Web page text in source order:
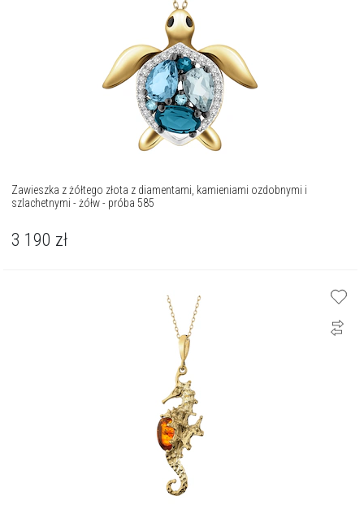
Zawieszka z żółtego złota z diamentami, kamieniami ozdobnymi i
szlachetnymi - żółw - próba 585
3 190 zł